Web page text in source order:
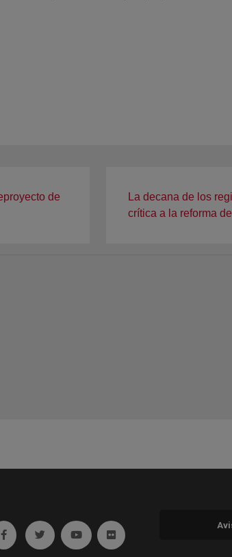
de
La decana de los
crítica a la reforma
Ir a facebook (abre en ventana nueva)
Ir a twitter (abre en ventana nueva)
Ir a YouTube (abre en ventana
Ir a Flickr (abre en